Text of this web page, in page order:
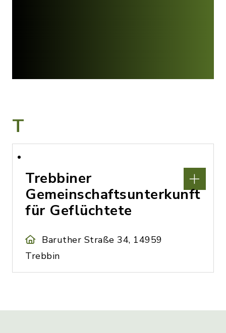
T
Trebbiner
Gemeinschaftsunterkunft
für Geflüchtete
Baruther Straße 34, 14959
Trebbin